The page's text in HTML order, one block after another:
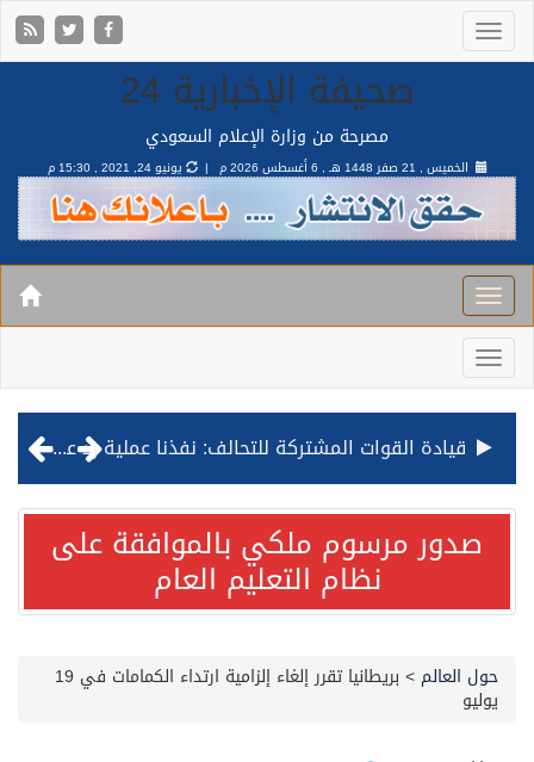
صحيفة الإخبارية 24
مصرحة من وزارة الإعلام السعودي
الخميس , 21 صفر 1448 هـ , 6 أغسطس 2026 م | يونيو 24, 2021 , 15:30 م
قيادة القوات المشتركة للتحالف: نفذنا عملية رد عسكري متناسبة لأهداف عسكرية مشروعة تابعة للمليشيا الحوثية الإرهابية في محافظة الحديدة
مصدر مسؤول بالهيئة العامة للنقل: استهداف السفينة السعودية NCC MASA خلال إبحارها في البحر الأحمر نتج عنه إصابة طفيفة في بدنها صدور مرسوم ملكي بالموافقة على
نظام التعليم العام
حول العالم > بريطانيا تقرر إلغاء إلزامية ارتداء الكمامات في 19
يوليو